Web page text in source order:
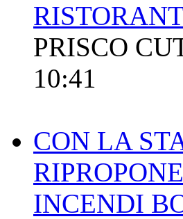
PRISCO
10:41
CON LA
INCENDI